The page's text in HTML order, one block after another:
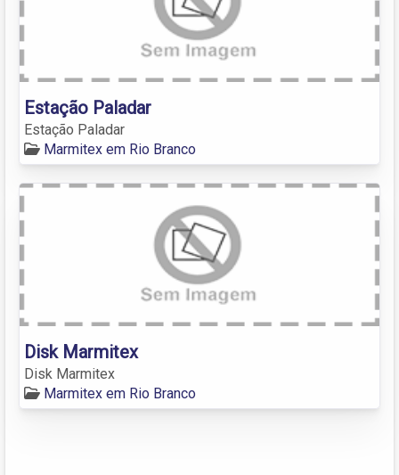
Estação Paladar
Estação Paladar
Marmitex em Rio Branco
Disk Marmitex
Disk Marmitex
Marmitex em Rio Branco